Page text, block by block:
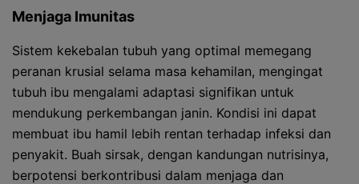
Menjaga Imunitas
Sistem kekebalan tubuh yang optimal memegang
peranan krusial selama masa kehamilan, mengingat
tubuh ibu mengalami adaptasi signifikan untuk
mendukung perkembangan janin. Kondisi ini dapat
membuat ibu hamil lebih rentan terhadap infeksi dan
penyakit. Buah sirsak, dengan kandungan nutrisinya,
berpotensi berkontribusi dalam menjaga dan